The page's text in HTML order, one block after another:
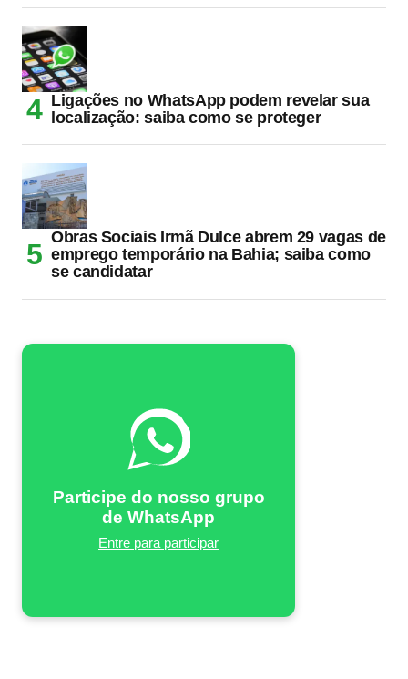
Ligações no WhatsApp podem revelar sua
localização: saiba como se proteger
Obras Sociais Irmã Dulce abrem 29 vagas de
emprego temporário na Bahia; saiba como
se candidatar
Participe do nosso grupo
de WhatsApp
Entre para participar